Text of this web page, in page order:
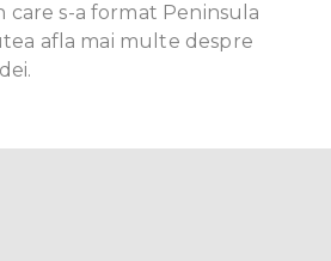
s-a format Peninsula
afla mai multe despre